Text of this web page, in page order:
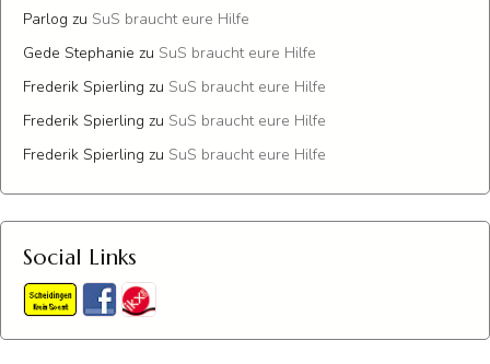
Parlog zu SuS braucht eure Hilfe
Gede Stephanie zu SuS braucht eure Hilfe
Frederik Spierling zu SuS braucht eure Hilfe
Frederik Spierling zu SuS braucht eure Hilfe
Frederik Spierling zu SuS braucht eure Hilfe
Social Links